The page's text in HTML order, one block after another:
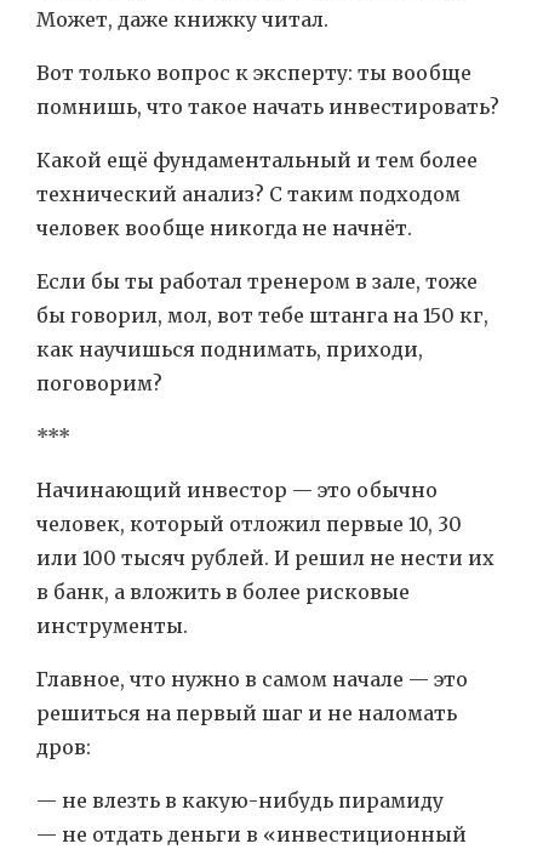
Может, даже книжку читал.
Вот только вопрос к эксперту: ты вообще
помнишь, что такое начать инвестировать?
Какой ещё фундаментальный и тем более
технический анализ? С таким подходом
человек вообще никогда не начнёт.
Если бы ты работал тренером в зале, тоже
бы говорил, мол, вот тебе штанга на 150 кг,
как научишься поднимать, приходи,
поговорим?
***
Начинающий инвестор — это обычно
человек, который отложил первые 10, 30
или 100 тысяч рублей. И решил не нести их
в банк, а вложить в более рисковые
инструменты.
Главное, что нужно в самом начале — это
решиться на первый шаг и не наломать
дров:
— не влезть в какую-нибудь пирамиду
— не отдать деньги в «инвестиционный